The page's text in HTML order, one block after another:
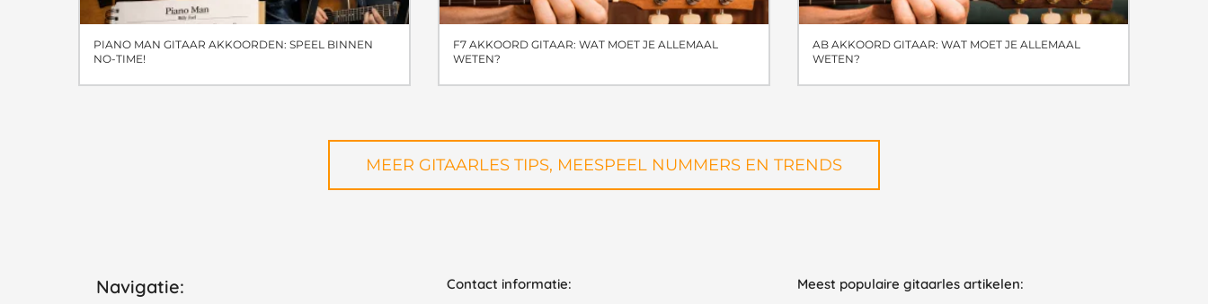
PIANO MAN GITAAR AKKOORDEN: SPEEL BINNEN
NO-TIME!
F7 AKKOORD GITAAR: WAT MOET JE ALLEMAAL
WETEN?
AB AKKOORD GITAAR: WAT MOET JE ALLEMAAL
WETEN?
MEER GITAARLES TIPS, MEESPEEL NUMMERS EN TRENDS
Navigatie: Contact informatie: Meest populaire gitaarles artikelen: